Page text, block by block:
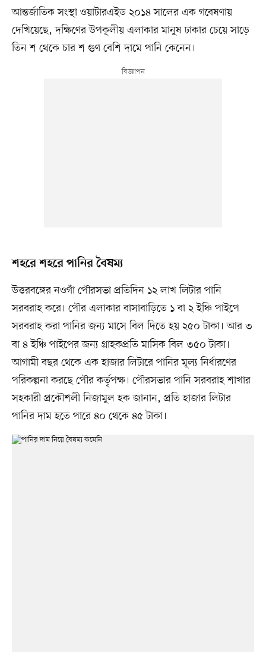
আন্তর্জাতিক সংস্থা ওয়াটারএইড ২০১৪ সালের এক গবেষণায়
দেখিয়েছে, দক্ষিণের উপকূলীয় এলাকার মানুষ ঢাকার চেয়ে সাড়ে
তিন শ থেকে চার শ গুণ বেশি দামে পানি কেনেন।
শহরে শহরে পানির বৈষম্য
উত্তরবঙ্গের নওগাঁ পৌরসভা প্রতিদিন ১২ লাখ লিটার পানি
সরবরাহ করে। পৌর এলাকার বাসাবাড়িতে ১ বা ২ ইঞ্চি পাইপে
সরবরাহ করা পানির জন্য মাসে বিল দিতে হয় ২৫০ টাকা। আর ৩
বা ৪ ইঞ্চি পাইপের জন্য গ্রাহকপ্রতি মাসিক বিল ৩৫০ টাকা।
আগামী বছর থেকে এক হাজার লিটারে পানির মূল্য নির্ধারণের
পরিকল্পনা করছে পৌর কর্তৃপক্ষ। পৌরসভার পানি সরবরাহ শাখার
সহকারী প্রকৌশলী নিজামুল হক জানান, প্রতি হাজার লিটার
পানির দাম হতে পারে ৪০ থেকে ৪৫ টাকা।